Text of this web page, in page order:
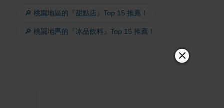
🔎 桃園地區的『甜點店』Top 15 推薦！
🔎 桃園地區的『冰品飲料』Top 15 推薦！